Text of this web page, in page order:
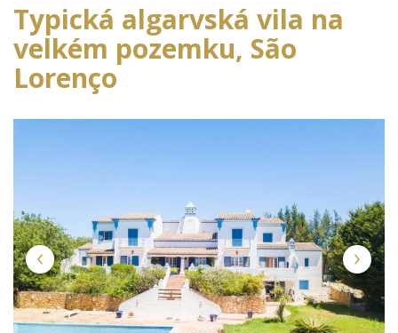
Typická algarvská vila na
velkém pozemku, São
Lorenço